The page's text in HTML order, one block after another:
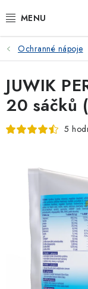
na
KATALOG
OCHRANNÉ
VITAMÍNY
VETERINÁRNÍ
PÉČE O ROSTLINY
DÁRKOVÉ SADY
Kontakt
Ochranné nápoje
JUWIK
20 sáčků
5